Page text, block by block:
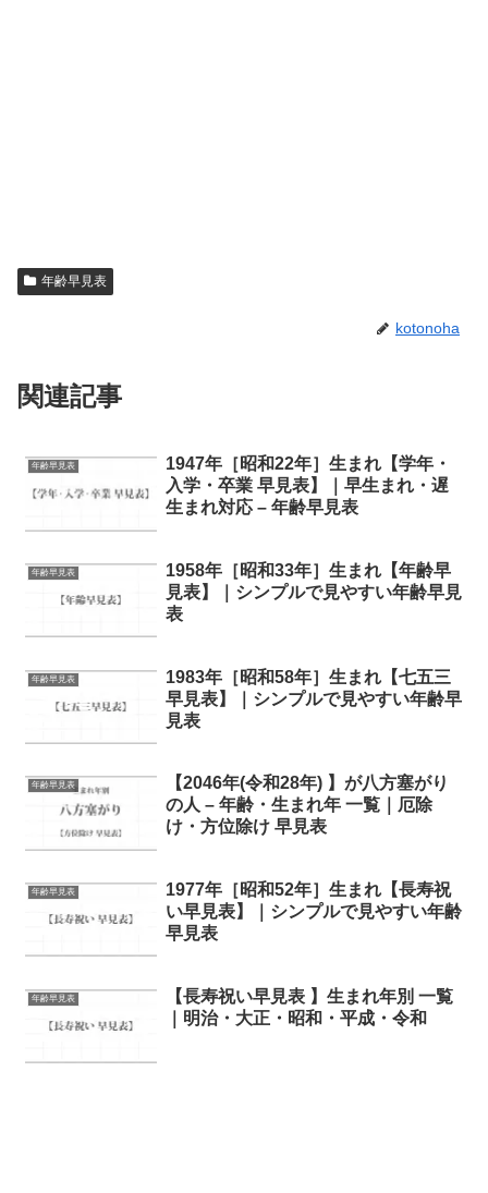
年齢早見表
kotonoha
関連記事
年齢早見表
1947年［昭和22年］生まれ【学年・
入学・卒業 早見表】｜早生まれ・遅
生まれ対応 – 年齢早見表
年齢早見表
1958年［昭和33年］生まれ【年齢早
見表】｜シンプルで見やすい年齢早見
表
年齢早見表
1983年［昭和58年］生まれ【七五三
早見表】｜シンプルで見やすい年齢早
見表
年齢早見表
【2046年(令和28年) 】が八方塞がり
の人 – 年齢・生まれ年 一覧｜厄除
け・方位除け 早見表
年齢早見表
1977年［昭和52年］生まれ【長寿祝
い早見表】｜シンプルで見やすい年齢
早見表
年齢早見表
【長寿祝い早見表 】生まれ年別 一覧
｜明治・大正・昭和・平成・令和